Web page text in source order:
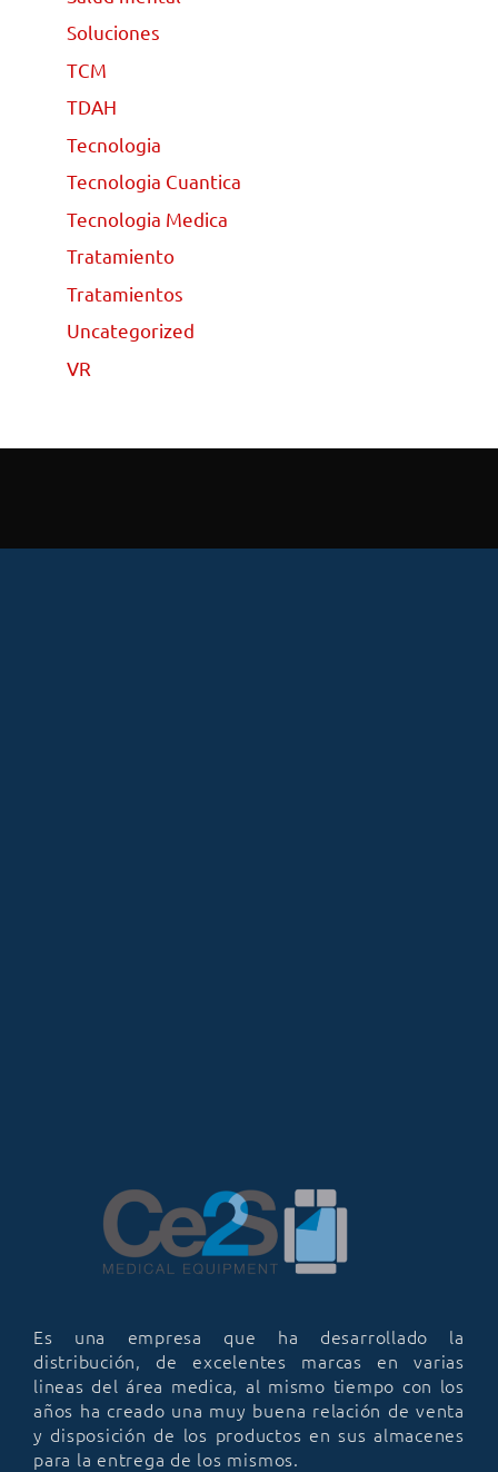
Soluciones
TCM
TDAH
Tecnologia
Tecnologia Cuantica
Tecnologia Medica
Tratamiento
Tratamientos
Uncategorized
VR
Es una empresa que ha desarrollado la
distribución, de excelentes marcas en varias
lineas del área medica, al mismo tiempo con los
años ha creado una muy buena relación de venta
y disposición de los productos en sus almacenes
para la entrega de los mismos.